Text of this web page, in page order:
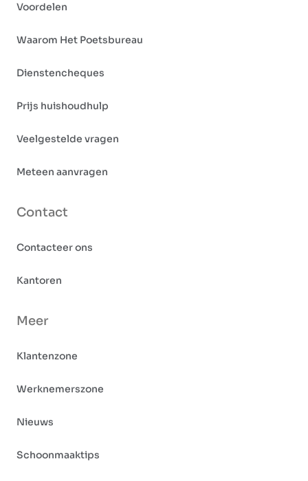
Voordelen
Waarom Het Poetsbureau
Dienstencheques
Prijs huishoudhulp
Veelgestelde vragen
Meteen aanvragen
Contact
Contacteer ons
Kantoren
Meer
Klantenzone
Werknemerszone
Nieuws
Schoonmaaktips